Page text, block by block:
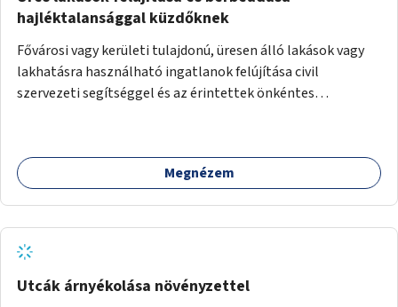
hajléktalansággal küzdőknek
Fővárosi vagy kerületi tulajdonú, üresen álló lakások vagy
lakhatásra használható ingatlanok felújítása civil
szervezeti segítséggel és az érintettek önkéntes
Megnézem
Utcák árnyékolása növényzettel